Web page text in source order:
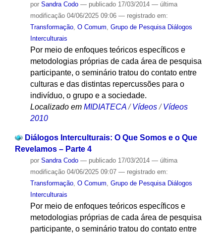
por Sandra Codo — publicado17/03/2014 — última
modificação04/06/2025 09:06 — registrado em:
Transformação, O Comum, Grupo de Pesquisa Diálogos
Interculturais
Por meio de enfoques teóricos específicos e
metodologias próprias de cada área de pesquisa
participante, o seminário tratou do contato entre
culturas e das distintas repercussões para o
indivíduo, o grupo e a sociedade.
Localizado em MIDIATECA /Vídeos /Vídeos
2010
Diálogos Interculturais: O Que Somos e o Que
Revelamos – Parte 4
por Sandra Codo — publicado17/03/2014 — última
modificação04/06/2025 09:07 — registrado em:
Transformação, O Comum, Grupo de Pesquisa Diálogos
Interculturais
Por meio de enfoques teóricos específicos e
metodologias próprias de cada área de pesquisa
participante, o seminário tratou do contato entre